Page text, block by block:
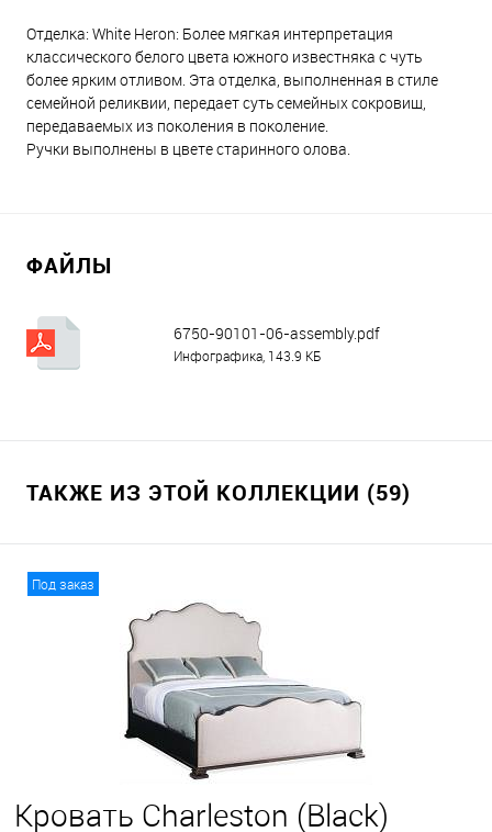
Отделка: White Heron: Более мягкая интерпретация
классического белого цвета южного известняка с чуть
более ярким отливом. Эта отделка, выполненная в стиле
семейной реликвии, передает суть семейных сокровищ,
передаваемых из поколения в поколение.
Ручки выполнены в цвете старинного олова.
ФАЙЛЫ
6750-90101-06-assembly.pdf
Инфографика, 143.9 КБ
ТАКЖЕ ИЗ ЭТОЙ КОЛЛЕКЦИИ (59)
Под заказ
Кровать Charleston (Black)